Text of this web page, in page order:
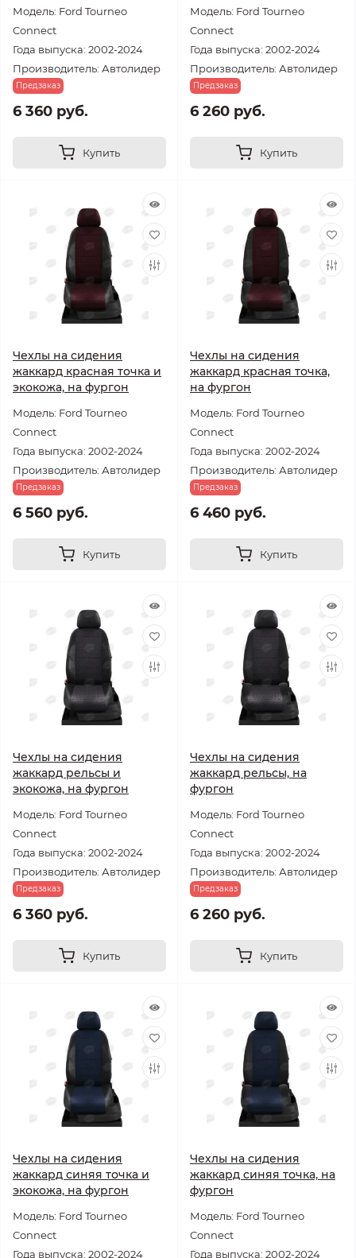
Модель: Ford Tourneo
Connect
Года выпуска: 2002-2024
Производитель: Автолидер
Предзаказ
6 360 руб.
Купить
Модель: Ford Tourneo
Connect
Года выпуска: 2002-2024
Производитель: Автолидер
Предзаказ
6 260 руб.
Купить
Чехлы на сидения
жаккард красная точка и
экокожа, на фургон
Модель: Ford Tourneo
Connect
Года выпуска: 2002-2024
Производитель: Автолидер
Предзаказ
6 560 руб.
Купить
Чехлы на сидения
жаккард красная точка,
на фургон
Модель: Ford Tourneo
Connect
Года выпуска: 2002-2024
Производитель: Автолидер
Предзаказ
6 460 руб.
Купить
Чехлы на сидения
жаккард рельсы и
экокожа, на фургон
Модель: Ford Tourneo
Connect
Года выпуска: 2002-2024
Производитель: Автолидер
Предзаказ
6 360 руб.
Купить
Чехлы на сидения
жаккард рельсы, на
фургон
Модель: Ford Tourneo
Connect
Года выпуска: 2002-2024
Производитель: Автолидер
Предзаказ
6 260 руб.
Купить
Чехлы на сидения
жаккард синяя точка и
экокожа, на фургон
Модель: Ford Tourneo
Connect
Года выпуска: 2002-2024
Чехлы на сидения
жаккард синяя точка, на
фургон
Модель: Ford Tourneo
Connect
Года выпуска: 2002-2024